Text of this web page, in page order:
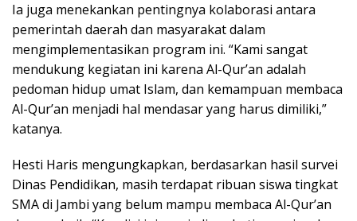
Ia juga menekankan pentingnya kolaborasi antara
pemerintah daerah dan masyarakat dalam
mengimplementasikan program ini. “Kami sangat
mendukung kegiatan ini karena Al-Qur’an adalah
pedoman hidup umat Islam, dan kemampuan membaca
Al-Qur’an menjadi hal mendasar yang harus dimiliki,”
katanya.
Hesti Haris mengungkapkan, berdasarkan hasil survei
Dinas Pendidikan, masih terdapat ribuan siswa tingkat
SMA di Jambi yang belum mampu membaca Al-Qur’an